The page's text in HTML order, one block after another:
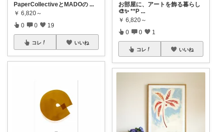
PaperCollectiveとMADOの ...
￥ 6,820～
0 0 19
コレ いいね
お部屋に、アートを飾る暮らし
🎨✨ **P ...
￥ 6,820～
0 0 1
コレ いいね